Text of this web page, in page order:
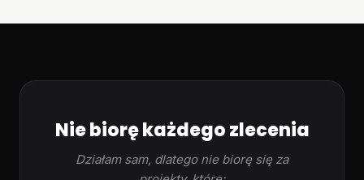
Nie biorę każdego zlecenia
Działam sam, dlatego nie biorę się za